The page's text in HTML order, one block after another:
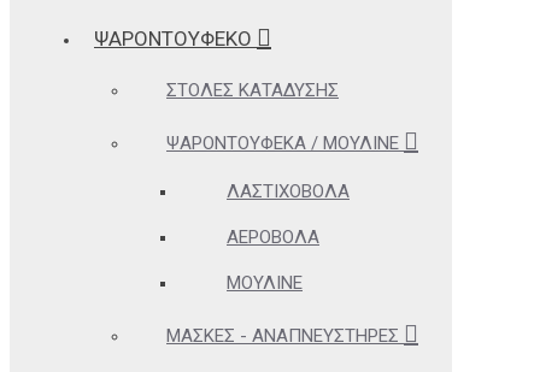
ΨΑΡΟΝΤΟΥΦΕΚΟ
ΣΤΟΛΈΣ ΚΑΤΆΔΥΣΗΣ
ΨΑΡΟΝΤΟΎΦΕΚΑ / ΜΟΥΛΙΝΈ
ΛΑΣΤΙΧΟΒΌΛΑ
ΑΕΡΟΒΌΛΑ
ΜΟΥΛΙΝΈ
ΜΆΣΚΕΣ - ΑΝΑΠΝΕΥΣΤΉΡΕΣ